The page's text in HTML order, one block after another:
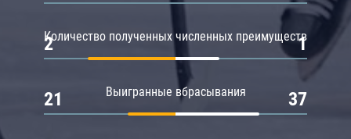
Количество полученных численных преимуществ
2 1
Выигранные вбрасывания
21 37